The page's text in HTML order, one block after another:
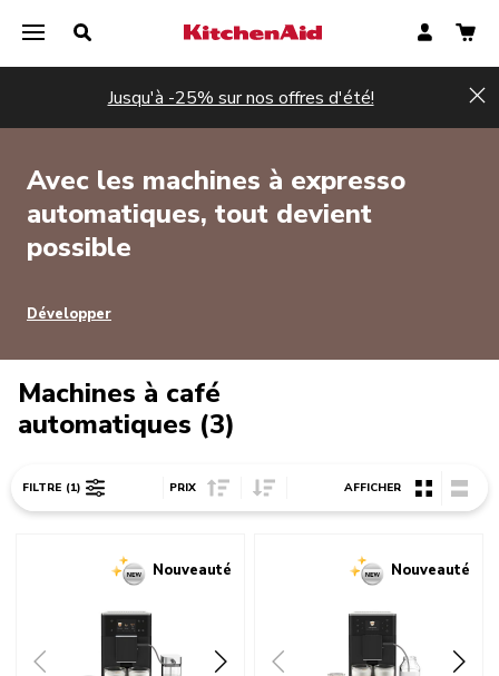
Jusqu'à -25% sur nos offres d'été!
Avec les machines à expresso
automatiques, tout devient
possible
Développer
Machines à café
automatiques (3)
FILTRE (1) PRIX Sort Price ascending
Sort Price descending
AFFICHER
Nouveauté
Nouveauté